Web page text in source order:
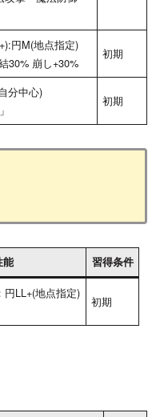
円M(地点指定)
30% 崩し+30%
初期
分中心)
初期
能 習得条件
LL+(地点指定)
初期